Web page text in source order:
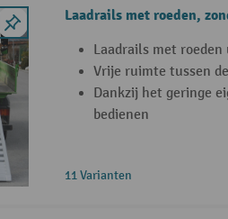
Laadrails met roeden,
Laadrails met
Vrije ruimte tussen
Dankzij het geringe
bedienen
11 Varianten